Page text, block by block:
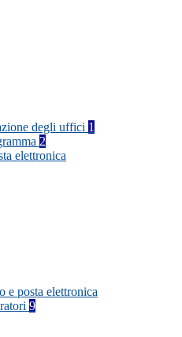
degli uffici 1
2
elettronica
e posta elettronica
9